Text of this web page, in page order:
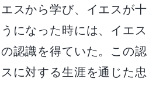
スから学び、イエスが十
になった時には、イエス
認識を得ていた。この認
に対する生涯を通じた忠